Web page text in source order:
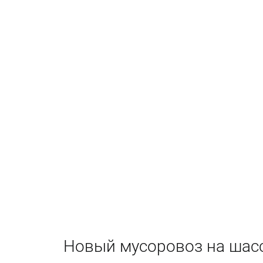
Новый мусоровоз на